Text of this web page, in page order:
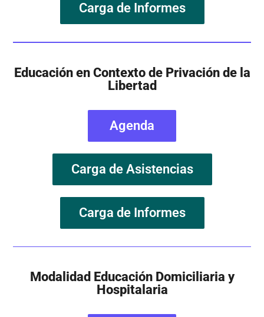
Carga de Informes
Educación en Contexto de Privación de la
Libertad
Agenda
Carga de Asistencias
Carga de Informes
Modalidad Educación Domiciliaria y
Hospitalaria